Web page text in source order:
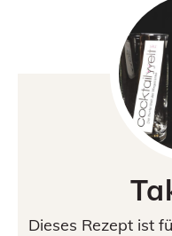
Dieses Rezept ist